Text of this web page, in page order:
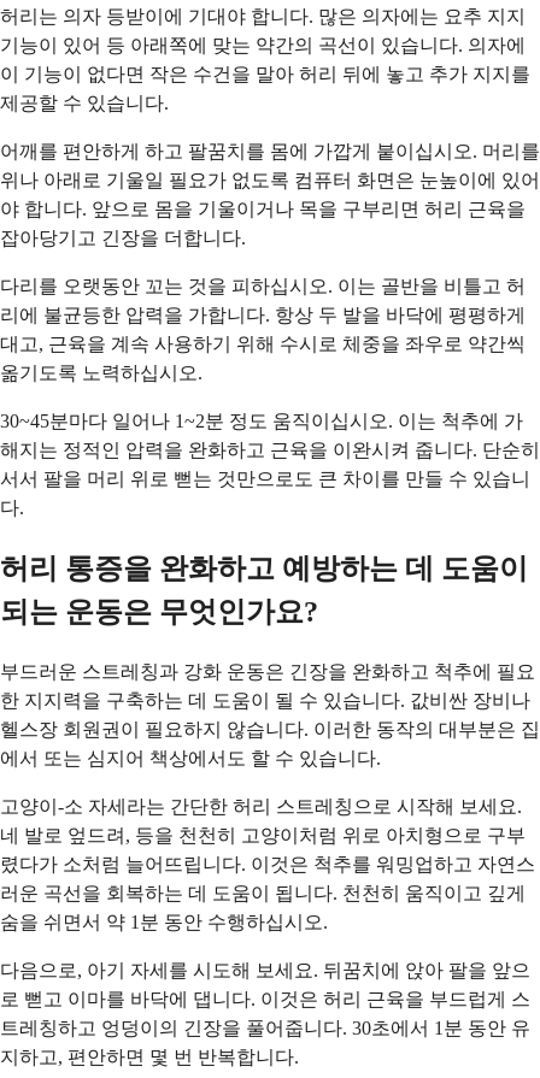
허리는 의자 등받이에 기대야 합니다. 많은 의자에는 요추 지지
기능이 있어 등 아래쪽에 맞는 약간의 곡선이 있습니다. 의자에
이 기능이 없다면 작은 수건을 말아 허리 뒤에 놓고 추가 지지를
제공할 수 있습니다.
어깨를 편안하게 하고 팔꿈치를 몸에 가깝게 붙이십시오. 머리를
위나 아래로 기울일 필요가 없도록 컴퓨터 화면은 눈높이에 있어
야 합니다. 앞으로 몸을 기울이거나 목을 구부리면 허리 근육을
잡아당기고 긴장을 더합니다.
다리를 오랫동안 꼬는 것을 피하십시오. 이는 골반을 비틀고 허
리에 불균등한 압력을 가합니다. 항상 두 발을 바닥에 평평하게
대고, 근육을 계속 사용하기 위해 수시로 체중을 좌우로 약간씩
옮기도록 노력하십시오.
30~45분마다 일어나 1~2분 정도 움직이십시오. 이는 척추에 가
해지는 정적인 압력을 완화하고 근육을 이완시켜 줍니다. 단순히
서서 팔을 머리 위로 뻗는 것만으로도 큰 차이를 만들 수 있습니
다.
허리 통증을 완화하고 예방하는 데 도움이
되는 운동은 무엇인가요?
부드러운 스트레칭과 강화 운동은 긴장을 완화하고 척추에 필요
한 지지력을 구축하는 데 도움이 될 수 있습니다. 값비싼 장비나
헬스장 회원권이 필요하지 않습니다. 이러한 동작의 대부분은 집
에서 또는 심지어 책상에서도 할 수 있습니다.
고양이-소 자세라는 간단한 허리 스트레칭으로 시작해 보세요.
네 발로 엎드려, 등을 천천히 고양이처럼 위로 아치형으로 구부
렸다가 소처럼 늘어뜨립니다. 이것은 척추를 워밍업하고 자연스
러운 곡선을 회복하는 데 도움이 됩니다. 천천히 움직이고 깊게
숨을 쉬면서 약 1분 동안 수행하십시오.
다음으로, 아기 자세를 시도해 보세요. 뒤꿈치에 앉아 팔을 앞으
로 뻗고 이마를 바닥에 댑니다. 이것은 허리 근육을 부드럽게 스
트레칭하고 엉덩이의 긴장을 풀어줍니다. 30초에서 1분 동안 유
지하고, 편안하면 몇 번 반복합니다.